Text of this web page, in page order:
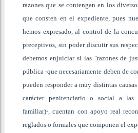
razones que se contengan en los
que consten en el expediente, pues
hemos expresado, al control de la
preceptivos, sin poder discutir sus
debemos enjuiciar si las "razones de
pública -que necesariamente deben de
pueden responder a muy distintas
carácter penitenciario o social a las
familiar)-, cuentan con apoyo real
reglados o formales que componen el